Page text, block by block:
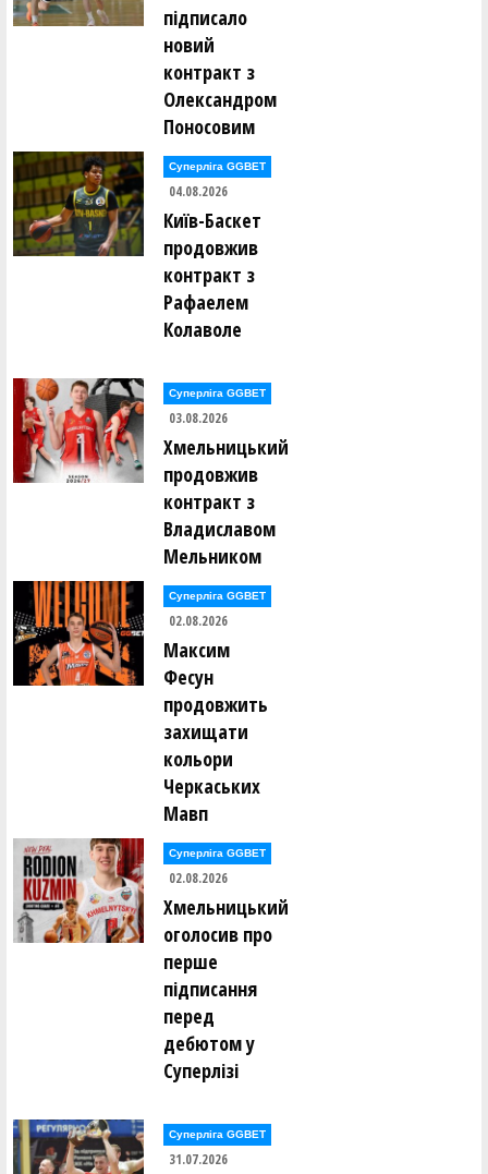
підписало
новий
контракт з
Олександром
Поносовим
Суперліга GGBET
04.08.2026
Київ-Баскет
продовжив
контракт з
Рафаелем
Колаволе
Суперліга GGBET
03.08.2026
Хмельницький
продовжив
контракт з
Владиславом
Мельником
Суперліга GGBET
02.08.2026
Максим
Фесун
продовжить
захищати
кольори
Черкаських
Мавп
Суперліга GGBET
02.08.2026
Хмельницький
оголосив про
перше
підписання
перед
дебютом у
Суперлізі
Суперліга GGBET
31.07.2026